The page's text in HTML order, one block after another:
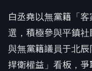
白丞堯以無黨籍「
選，積極參與平鎮
與無黨籍議員于北
捍衛權益」看板，